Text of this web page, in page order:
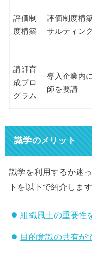
評価制
度構築
評価制度構
サルティン
講師育
成プロ
グラム
導入企業内
師を要請
識学のメリット
識学を利用するか迷
トを以下で紹介します
組織風土の重要性
目的意識の共有が